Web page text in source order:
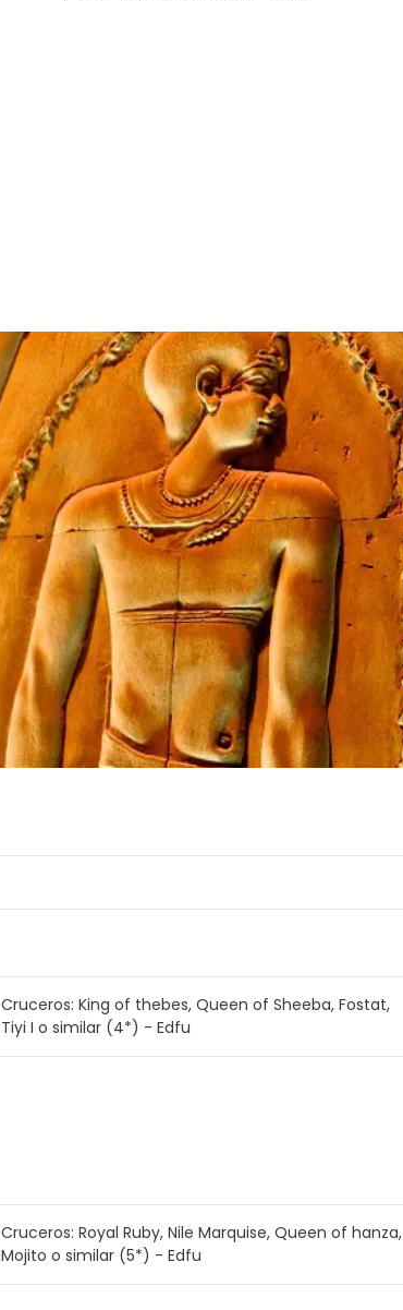
Cruceros: King of thebes, Queen of Sheeba, Fostat,
Tiyi I o similar (4*) - Edfu
Cruceros: Royal Ruby, Nile Marquise, Queen of hanza,
Mojito o similar (5*) - Edfu